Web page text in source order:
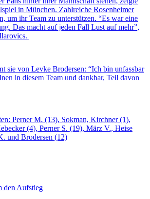
in München. Zahlreiche Rosenheimer
um ihr Team zu unterstützen. “Es war eine
Das macht auf jeden Fall Lust auf mehr”,
sie von Levke Brodersen: “Ich bin unfassbar
in diesem Team und dankbar, Teil davon
Perner M. (13), Sokman, Kirchner (1),
(4), Perner S. (19), März V., Heise
und Brodersen (12)
den Aufstieg